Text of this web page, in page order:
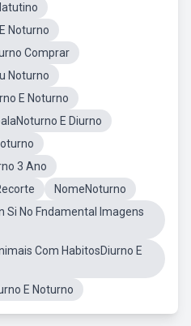
Noturno
Comprar
Noturno
E Noturno
E Diurno
3 Ano
NomeNoturno
Si No Fndamental Imagens
Com HabitosDiurno E
E Noturno